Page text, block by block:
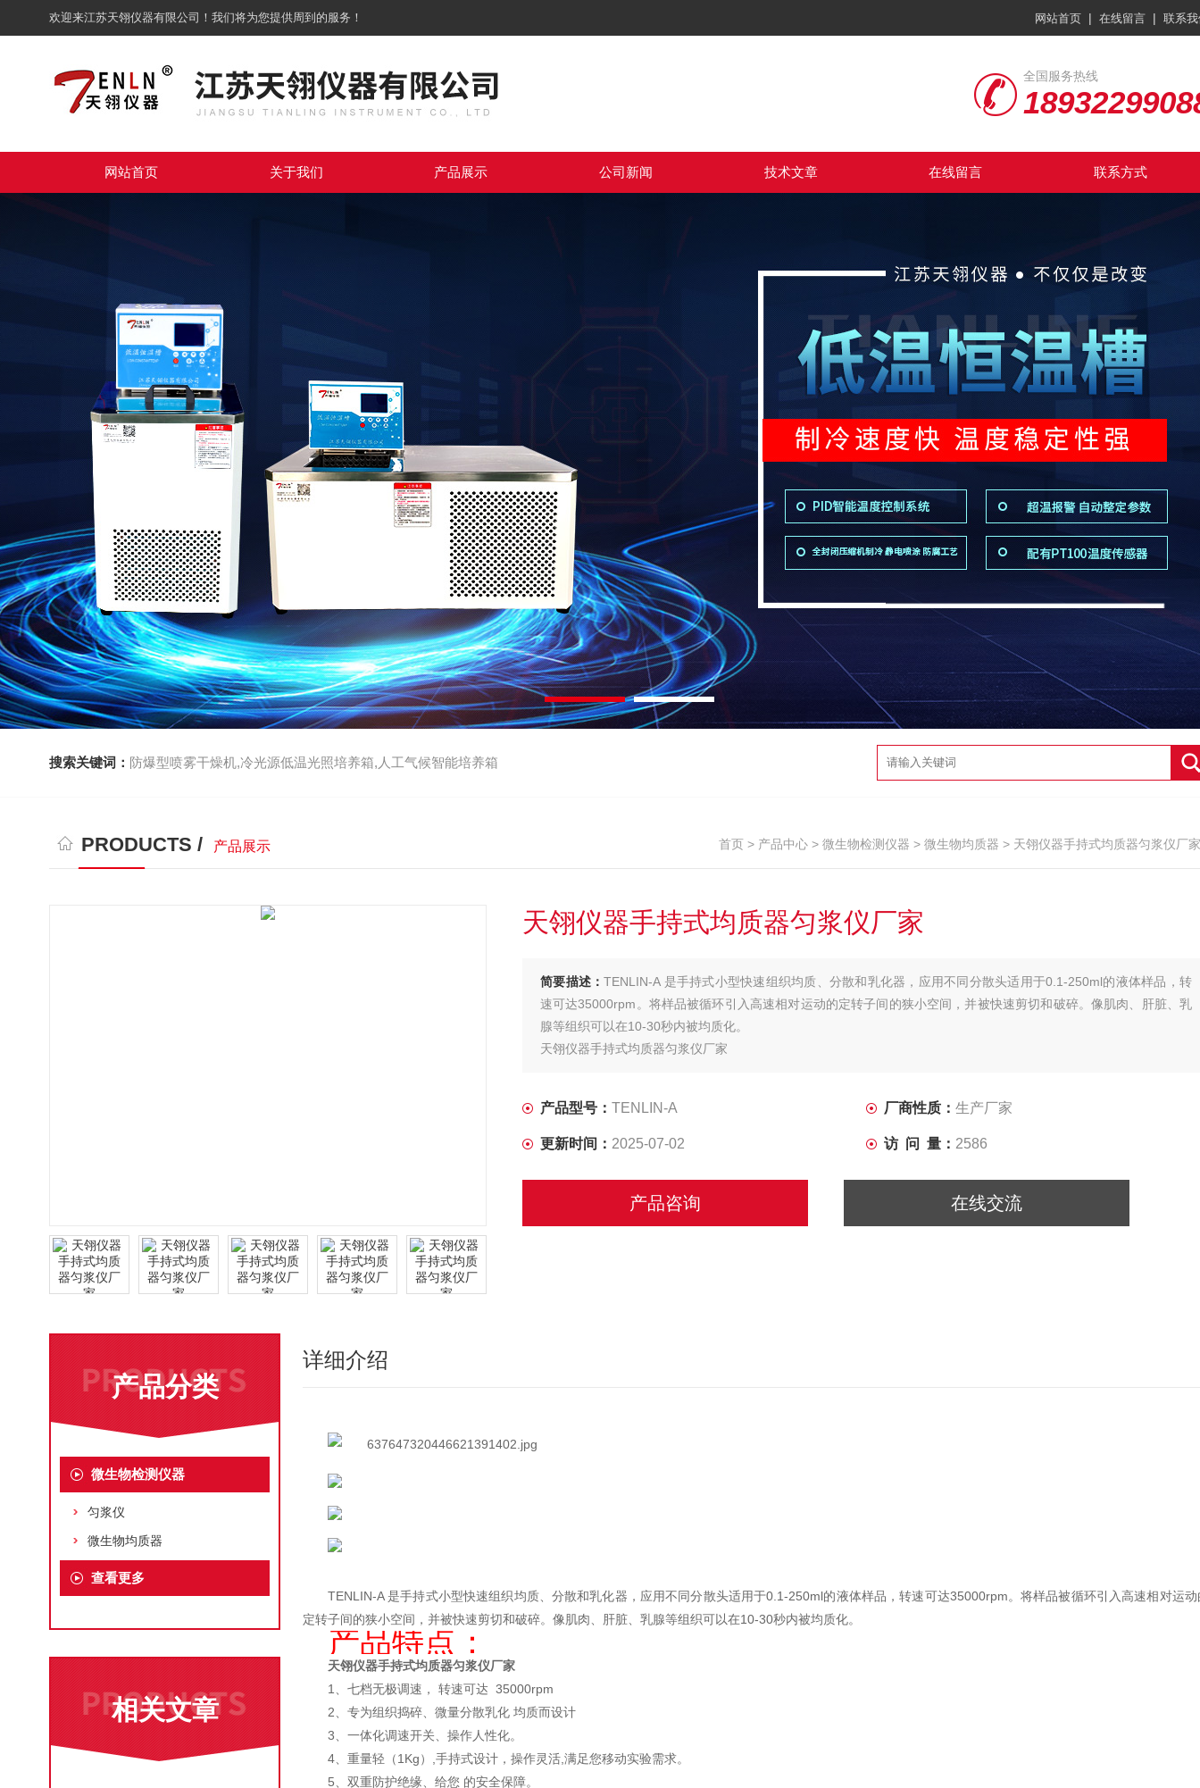
欢迎来江苏天翎仪器有限公司！我们将为您提供周到的服务！ 网站首页 | 在线留言 | 联系
全国服务热线
网站首页 关于我们 产品展示 公司新闻 技术文章 在线留言 联系方式
搜索关键词： 防爆型喷雾干燥机,冷光源低温光照培养箱,人工气候智能培养箱
PRODUCTS / 产品展示 首页 > 产品中心 > 微生物检测仪器 > 微生物均质器 > 天翎仪器手持式均质器匀浆仪厂家
天翎仪器手持式均质器匀浆仪厂家
简要描述：TENLIN-A 是手持式小型快速组织均质、分散和乳化器，应用不同分散头适用于0.1-250ml的液体样品，转
速可达35000rpm。将样品被循环引入高速相对运动的定转子间的狭小空间，并被快速剪切和破碎。像肌肉、肝脏、乳
腺等组织可以在10-30秒内被均质化。
天翎仪器手持式均质器匀浆仪厂家
产品型号： TENLIN-A 厂商性质： 生产厂家
更新时间： 2025-07-02 访 问 量： 2586
产品咨询 在线交流
产品分类
微生物检测仪器
匀浆仪
微生物均质器
查看更多
相关文章
详细介绍
TENLIN-A 是手持式小型快速组织均质、分散和乳化器，应用不同分散头适用于0.1-250ml的液体样品，转速可达35000rpm。将样品被循环引入高速相对运动
定转子间的狭小空间，并被快速剪切和破碎。像肌肉、肝脏、乳腺等组织可以在10-30秒内被均质化。
产品特点：
天翎仪器手持式均质器匀浆仪厂家
1、七档无极调速， 转速可达 35000rpm
2、专为组织捣碎、微量分散乳化 均质而设计
3、一体化调速开关、操作人性化。
4、重量轻（1Kg）,手持式设计，操作灵活,满足您移动实验需求。
5、双重防护绝缘、给您 的安全保障。